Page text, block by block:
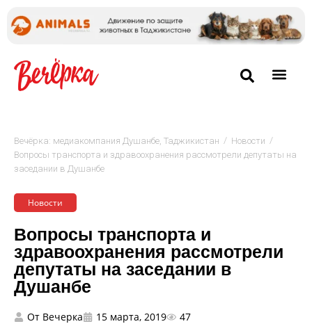
Вечёрка: медиакомпания Душанбе, Таджикистан / Новости /
Вопросы транспорта и здравоохранения рассмотрели депутаты на
заседании в Душанбе
Новости
Вопросы транспорта и
здравоохранения рассмотрели
депутаты на заседании в
Душанбе
От Вечерка 15 марта, 2019 47